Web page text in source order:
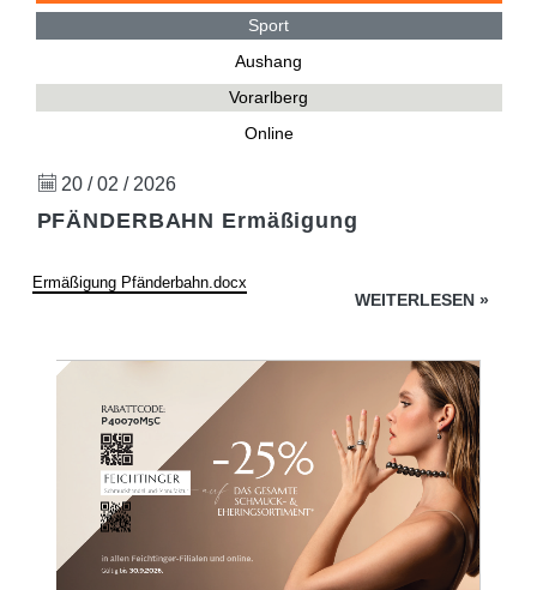
Sport
Aushang
Vorarlberg
Online
20 / 02 / 2026
PFÄNDERBAHN Ermäßigung
Ermäßigung Pfänderbahn.docx
WEITERLESEN »